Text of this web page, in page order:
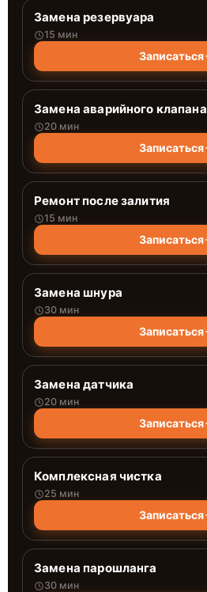
Замена резервуара
15 мин
Записаться
Замена аварийного клапана
20 мин
Записаться
Ремонт после залития
15 мин
Записаться
Замена шнура
30 мин
Записаться
Замена датчика
20 мин
Записаться
Комплексная чистка
25 мин
Записаться
Замена парошланга
30 мин